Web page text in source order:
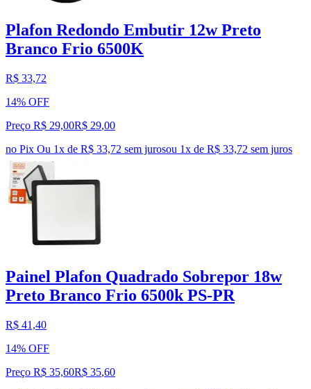
Plafon Redondo Embutir 12w Preto
Branco Frio 6500K
R$ 33,72
14% OFF
Preço R$ 29,00R$ 29,00
no Pix Ou 1x de R$ 33,72 sem jurosou 1x de R$ 33,72 sem juros
Painel Plafon Quadrado Sobrepor 18w
Preto Branco Frio 6500k PS-PR
R$ 41,40
14% OFF
Preço R$ 35,60R$ 35,60